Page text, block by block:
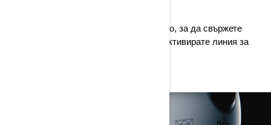
Един клик е всичко, което е необходимо, за да свържете
комуникационната система Vibe и да активирате линия за